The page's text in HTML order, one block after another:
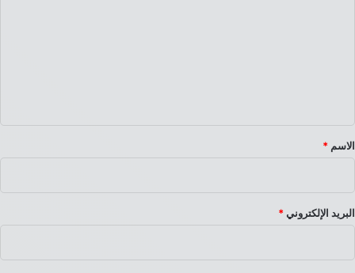
*
الاسم *
البريد الإلكتروني *